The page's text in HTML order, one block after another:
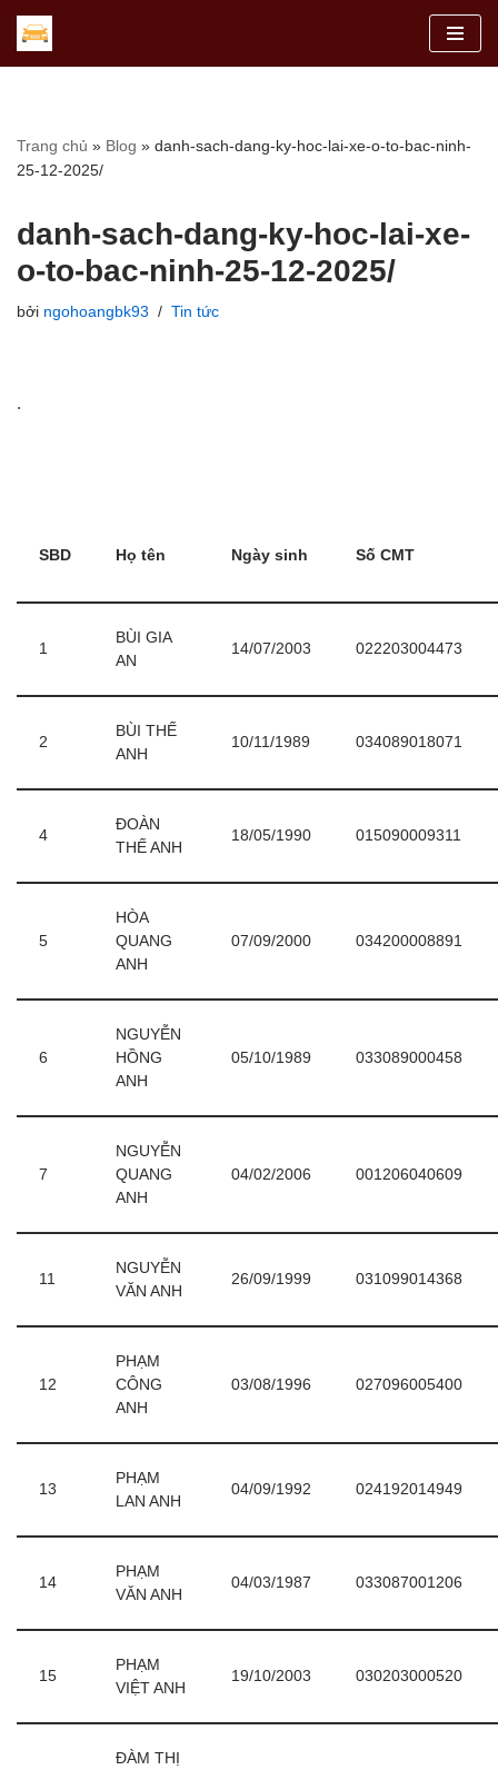
dung
Trang chủ » Blog » danh-sach-dang-ky-hoc-lai-xe-o-to-bac-ninh-
25-12-2025/
danh-sach-dang-ky-hoc-lai-xe-
o-to-bac-ninh-25-12-2025/
bởi ngohoangbk93 Tin tức
.
SBD Họ tên Ngày sinh Số CMT
1
BÙI GIA
AN
14/07/2003 022203004473
2
BÙI THẾ
ANH
10/11/1989 034089018071
4
ĐOÀN
THẾ ANH
18/05/1990 015090009311
5
HÒA
QUANG
ANH
07/09/2000 034200008891
6
NGUYỄN
HỒNG
ANH
05/10/1989 033089000458
7
NGUYỄN
QUANG
ANH
04/02/2006 001206040609
11
NGUYỄN
VĂN ANH
26/09/1999 031099014368
12
PHẠM
CÔNG
ANH
03/08/1996 027096005400
13
PHẠM
LAN ANH
04/09/1992 024192014949
14
PHẠM
VĂN ANH
04/03/1987 033087001206
15
PHẠM
VIỆT ANH
19/10/2003 030203000520
ĐÀM THỊ